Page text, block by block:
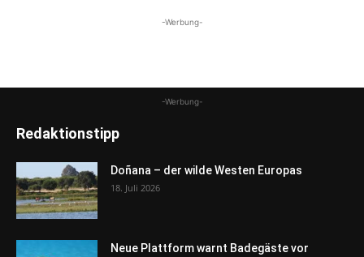
-Werbung-
-Werbung-
Redaktionstipp
Doñana – der wilde Westen Europas
18. Juli 2026
Neue Plattform warnt Badegäste vor